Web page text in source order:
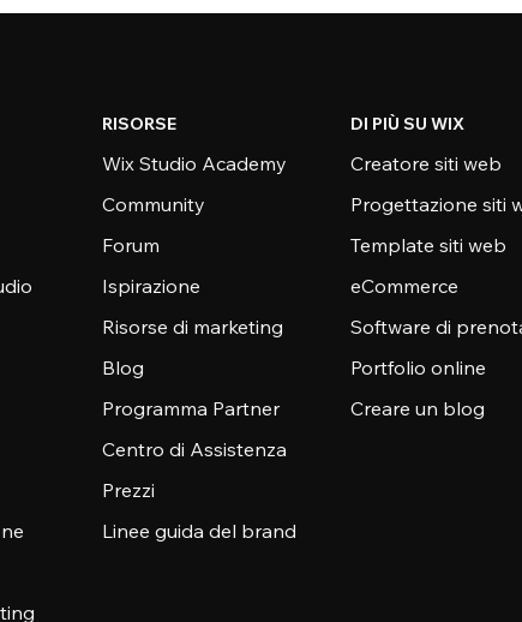
RISORSE
Wix Studio Academy
Community
Forum
Ispirazione
Risorse di marketing
Blog
Programma Partner
Centro di Assistenza
Prezzi
Linee guida del brand
DI PIÙ SU WIX
Creatore siti web
Progettazione siti
Template siti web
eCommerce
Software di
Portfolio online
Creare un blog